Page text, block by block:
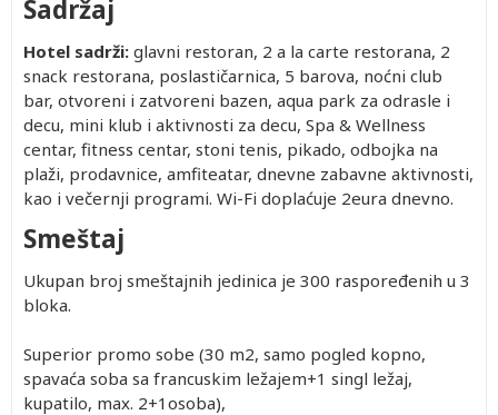
Sadržaj
Hotel sadrži: glavni restoran, 2 a la carte restorana, 2
snack restorana, poslastičarnica, 5 barova, noćni club
bar, otvoreni i zatvoreni bazen, aqua park za odrasle i
decu, mini klub i aktivnosti za decu, Spa & Wellness
centar, fitness centar, stoni tenis, pikado, odbojka na
plaži, prodavnice, amfiteatar, dnevne zabavne aktivnosti,
kao i večernji programi. Wi-Fi doplaćuje 2eura dnevno.
Smeštaj
Ukupan broj smeštajnih jedinica je 300 raspoređenih u 3
bloka.
Superior promo sobe (30 m2, samo pogled kopno,
spavaća soba sa francuskim ležajem+1 singl ležaj,
kupatilo, max. 2+1osoba),